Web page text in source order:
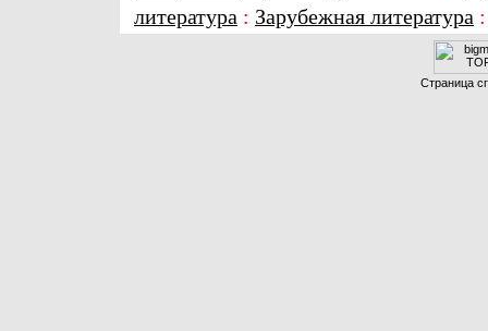
литература : Зарубежная литература
Страница